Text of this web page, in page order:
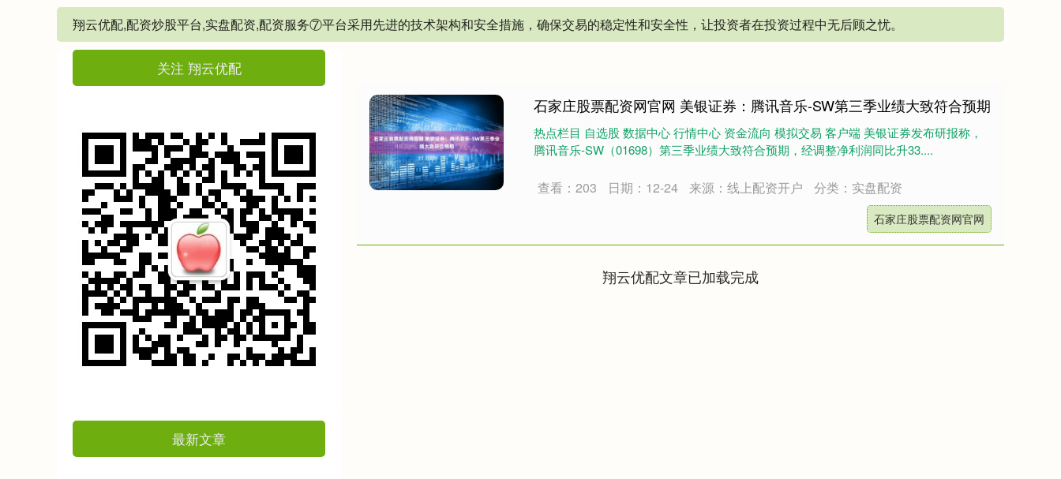
翔云优配,配资炒股平台,实盘配资,配资服务⑦平台采用先进的技术架构和安全措施，确保交易的稳定性和安全性，让投资者在投资过程中无后顾之忧。
石家庄股票配资网官网 美银证券：腾讯音乐-SW第三季业绩大致符合预期
热点栏目 自选股 数据中心 行情中心 资金流向 模拟交易 客户端 美银证券发布研报称，
腾讯音乐-SW（01698）第三季业绩大致符合预期，经调整净利润同比升33....
查看：203 日期：12-24 来源：线上配资开户 分类：实盘配资
石家庄股票配资网官网
翔云优配文章已加载完成
关注 翔云优配
最新文章